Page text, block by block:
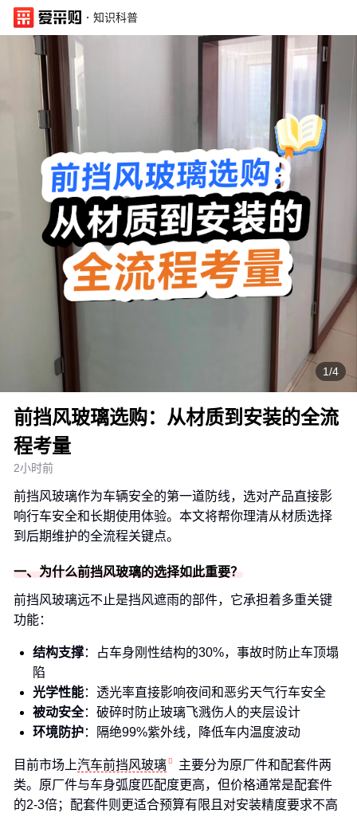
· 知识科普
1/4
前挡风玻璃选购：从材质到安装的全流
程考量
2小时前
前挡风玻璃作为车辆安全的第一道防线，选对产品直接影
响行车安全和长期使用体验。本文将帮你理清从材质选择
到后期维护的全流程关键点。
一、为什么前挡风玻璃的选择如此重要？
前挡风玻璃远不止是挡风遮雨的部件，它承担着多重关键
功能：
结构支撑：占车身刚性结构的30%，事故时防止车顶塌
陷
光学性能：透光率直接影响夜间和恶劣天气行车安全
被动安全：破碎时防止玻璃飞溅伤人的夹层设计
环境防护：隔绝99%紫外线，降低车内温度波动
目前市场上汽车前挡风玻璃
主要分为原厂件和配套件两
类。原厂件与车身弧度匹配度更高，但价格通常是配套件
的2-3倍；配套件则更适合预算有限且对安装精度要求不高